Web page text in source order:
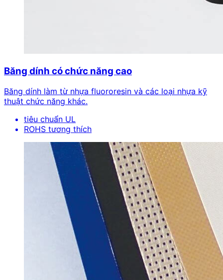
Băng dính có chức năng cao
Băng dính làm từ nhựa fluororesin và các loại nhựa kỹ
thuật chức năng khác.
tiêu chuẩn UL
ROHS tương thích